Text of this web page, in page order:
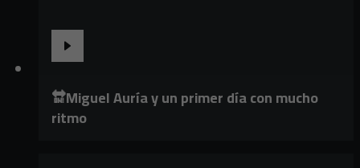
🔛Miguel Auría y un primer día con mucho
ritmo